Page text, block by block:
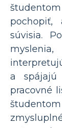
súvisia.
a
pracovné